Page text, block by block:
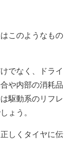
このようなもの
でなく、ドライ
や内部の消耗品
駆動系のリフレ
ょう。
しくタイヤに伝